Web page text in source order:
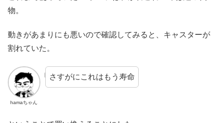
物。
動きがあまりにも悪いので確認してみると、キャスターが
割れていた。
hamaちゃん
さすがにこれはもう寿命